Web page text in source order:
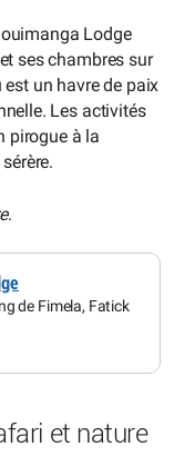
Lodge
ses chambres sur
un havre de paix
Les activités
pirogue à la
.
de Fimela, Fatick
et nature